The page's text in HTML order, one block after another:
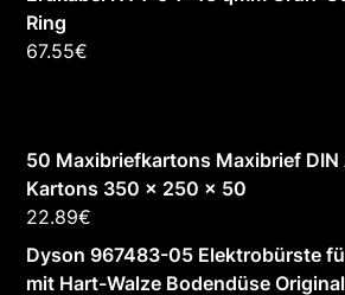
Ring
67.55€
50 Maxibriefkartons Maxibrief DIN
Kartons 350 x 250 x 50
22.89€
Dyson 967483-05 Elektrobürste
mit Hart-Walze Bodendüse Original